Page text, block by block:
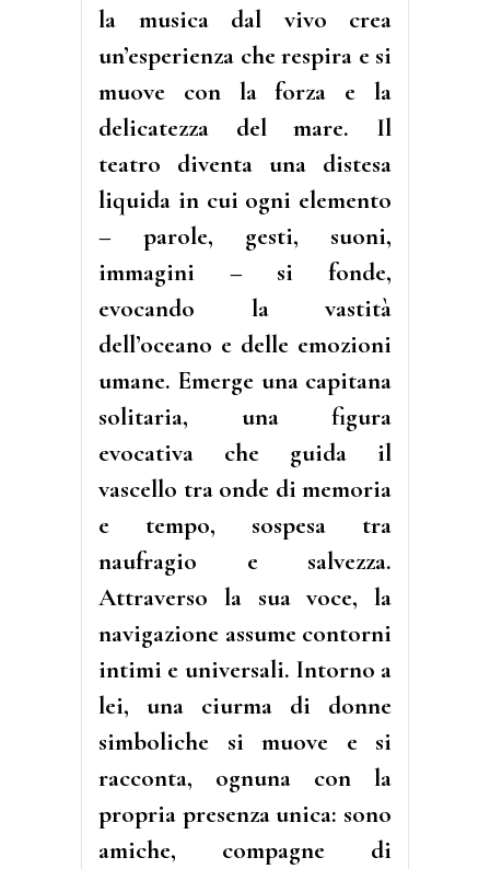
la musica dal vivo crea
un’esperienza che respira e si
muove con la forza e la
delicatezza del mare. Il
teatro diventa una distesa
liquida in cui ogni elemento
– parole, gesti, suoni,
immagini – si fonde,
evocando la vastità
dell’oceano e delle emozioni
umane. Emerge una capitana
solitaria, una figura
evocativa che guida il
vascello tra onde di memoria
e tempo, sospesa tra
naufragio e salvezza.
Attraverso la sua voce, la
navigazione assume contorni
intimi e universali. Intorno a
lei, una ciurma di donne
simboliche si muove e si
racconta, ognuna con la
propria presenza unica: sono
amiche, compagne di